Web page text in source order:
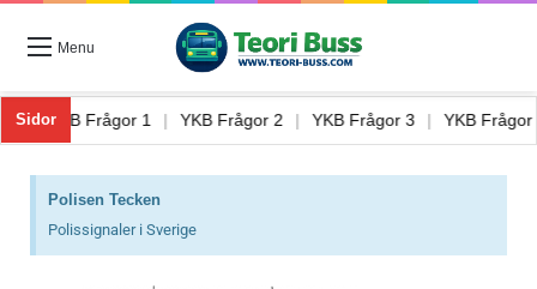
Menu
Sidor
8 YKB Frågor 1 | YKB Frågor 2 | YKB Frågor 3 | YKB
Polisen Tecken
Polissignaler i Sverige